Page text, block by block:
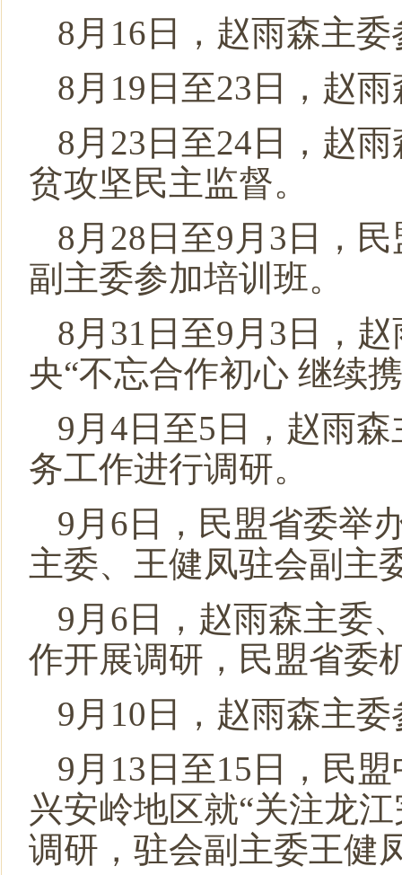
8月16日，赵雨森主
8月19日至23日，赵
8月23日至24日，赵
贫攻坚民主监督。
8月28日至9月3日，
副主委参加培训班。
8月31日至9月3日，
央“不忘合作初心 继续
9月4日至5日，赵雨
务工作进行调研。
9月6日，民盟省委举
主委、王健凤驻会副主
9月6日，赵雨森主委
作开展调研，民盟省委
9月10日，赵雨森主
9月13日至15日，民
兴安岭地区就“关注龙
调研，驻会副主委王健